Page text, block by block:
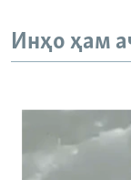
Инҳо ҳам